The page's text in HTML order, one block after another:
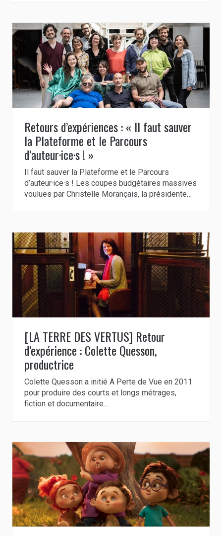
Retours d’expériences : « Il faut sauver
la Plateforme et le Parcours
d’auteur·ice·s ! »
Il faut sauver la Plateforme et le Parcours
d’auteur·ice·s ! Les coupes budgétaires massives
voulues par Christelle Morançais, la présidente…
[LA TERRE DES VERTUS] Retour
d’expérience : Colette Quesson,
productrice
Colette Quesson a initié A Perte de Vue en 2011
pour produire des courts et longs métrages,
fiction et documentaire…